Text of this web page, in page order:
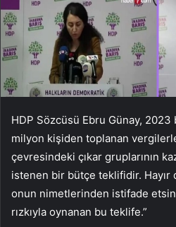
HDP Sözcüsü Ebru Günay,
milyon kişiden toplanan
çevresindeki çıkar gruplarının
istenen bir bütçe teklifidir. Hayır
onun nimetlerinden istifade
rızkıyla oynanan bu teklife.”